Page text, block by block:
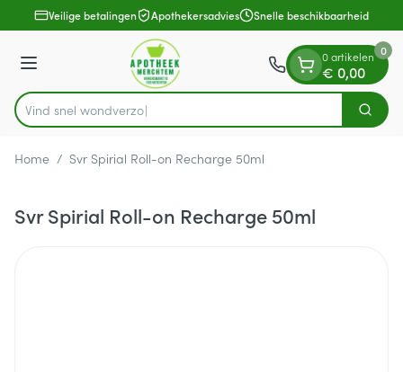
Ga naar de inhoud
1 van 1Veilige betalingen Apothekersadvies Snelle beschikbaarheid
Menu
Product, merk, categorie...
Vind snel Zoek
0 artikelen
€ 0,00
0
Home / Svr Spirial Roll-on Recharge 50ml
Svr Spirial Roll-on Recharge 50ml